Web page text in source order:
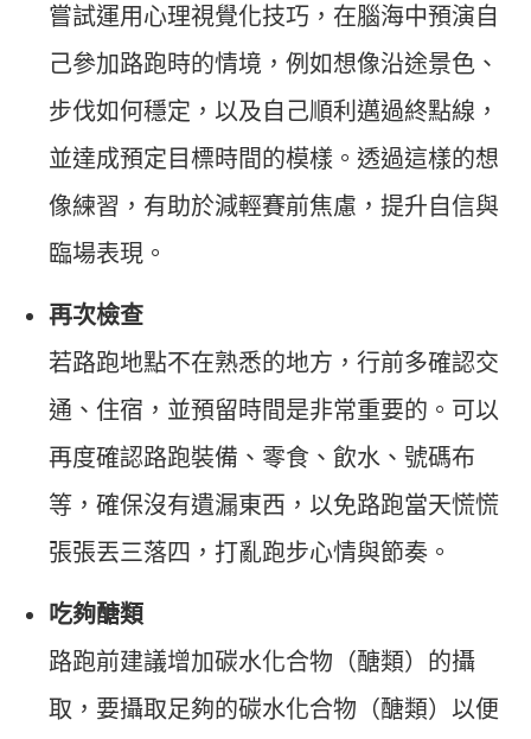
嘗試運用心理視覺化技巧，在腦海中預演自
己參加路跑時的情境，例如想像沿途景色、
步伐如何穩定，以及自己順利邁過終點線，
並達成預定目標時間的模樣。透過這樣的想
像練習，有助於減輕賽前焦慮，提升自信與
臨場表現。
再次檢查
若路跑地點不在熟悉的地方，行前多確認交
通、住宿，並預留時間是非常重要的。可以
再度確認路跑裝備、零食、飲水、號碼布
等，確保沒有遺漏東西，以免路跑當天慌慌
張張丟三落四，打亂跑步心情與節奏。
吃夠醣類
路跑前建議增加碳水化合物（醣類）的攝
取，要攝取足夠的碳水化合物（醣類）以便